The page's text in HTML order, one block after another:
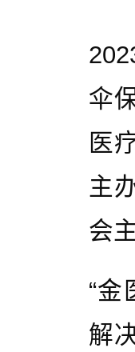
伞
医
主
会
“金
解